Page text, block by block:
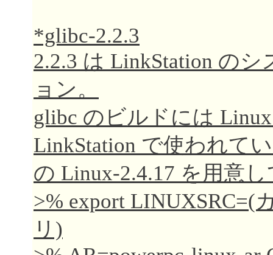
*glibc-2.2.3
2.2.3 は LinkStation の
ョン。
glibc のビルドには
LinkStation で使われて
の Linux-2.4.17 を用意
>% export LINUXSRC=(
リ)